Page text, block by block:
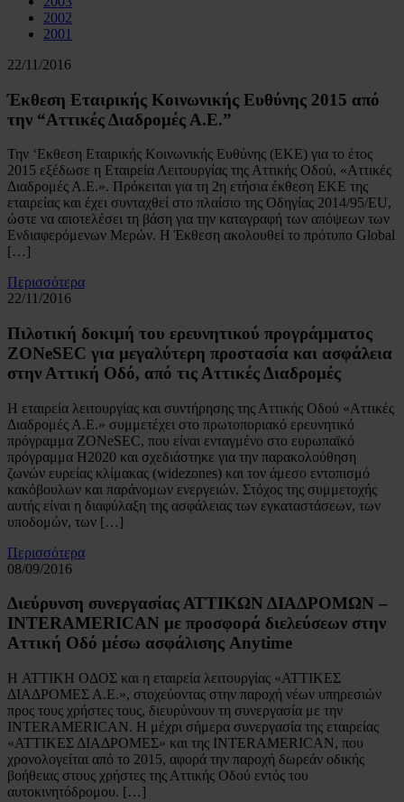
2002
2001
22/11/2016
Έκθεση Εταιρικής Κοινωνικής Ευθύνης 2015 από
την “Αττικές Διαδρομές Α.Ε.”
Την ‘Eκθεση Εταιρικής Κοινωνικής Ευθύνης (ΕΚΕ) για το έτος
2015 εξέδωσε η Εταιρεία Λειτουργίας της Αττικής Οδού, «Αττικές
Διαδρομές Α.Ε.». Πρόκειται για τη 2η ετήσια έκθεση ΕΚΕ της
εταιρείας και έχει συνταχθεί στo πλαίσιο της Οδηγίας 2014/95/EU,
ώστε να αποτελέσει τη βάση για την καταγραφή των απόψεων των
Ενδιαφερόμενων Μερών. Η Έκθεση ακολουθεί το πρότυπο Global
[…]
Περισσότερα
22/11/2016
Πιλοτική δοκιμή του ερευνητικού προγράμματος
ZONeSEC για μεγαλύτερη προστασία και ασφάλεια
στην Αττική Οδό, από τις Αττικές Διαδρομές
Η εταιρεία λειτουργίας και συντήρησης της Αττικής Οδού «Αττικές
Διαδρομές Α.Ε.» συμμετέχει στο πρωτοποριακό ερευνητικό
πρόγραμμα ZONeSEC, που είναι ενταγμένο στο ευρωπαϊκό
πρόγραμμα Η2020 και σχεδιάστηκε για την παρακολούθηση
ζωνών ευρείας κλίμακας (widezones) και τον άμεσο εντοπισμό
κακόβουλων και παράνομων ενεργειών. Στόχος της συμμετοχής
αυτής είναι η διαφύλαξη της ασφάλειας των εγκαταστάσεων, των
υποδομών, των […]
Περισσότερα
08/09/2016
Διεύρυνση συνεργασίας ΑΤΤΙΚΩΝ ΔΙΑΔΡΟΜΩΝ –
INTERAMERICAN με προσφορά διελεύσεων στην
Αττική Οδό μέσω ασφάλισης Anytime
Η ATTIKH ΟΔΟΣ και η εταιρεία λειτουργίας «ΑΤΤΙΚΕΣ
ΔΙΑΔΡΟΜΕΣ Α.Ε.», στοχεύοντας στην παροχή νέων υπηρεσιών
προς τους χρήστες τους, διευρύνουν τη συνεργασία με την
INTERAMERICAN. Η μέχρι σήμερα συνεργασία της εταιρείας
«ΑΤΤΙΚΕΣ ΔΙΑΔΡΟΜΕΣ» και της INTERAMERICAN, που
χρονολογείται από το 2015, αφορά την παροχή δωρεάν οδικής
βοήθειας στους χρήστες της Αττικής Οδού εντός του
αυτοκινητόδρομου. […]